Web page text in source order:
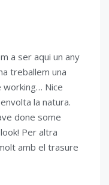
a ser aqui un any
treballem una
working… Nice
la natura.
done some
Per altra
amb el trasure